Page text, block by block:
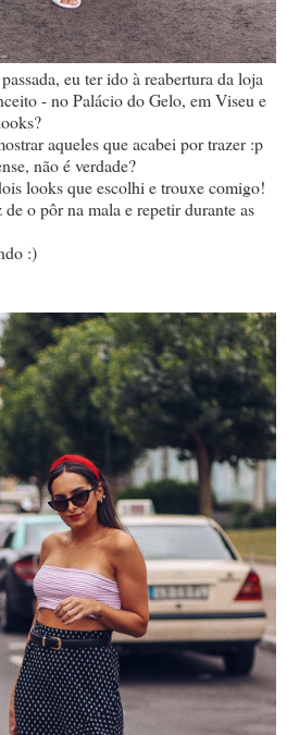
eu ter ido à reabertura da loja
- no Palácio do Gelo, em Viseu e
aqueles que acabei por trazer :p
não é verdade?
looks que escolhi e trouxe comigo!
o pôr na mala e repetir durante as
:)